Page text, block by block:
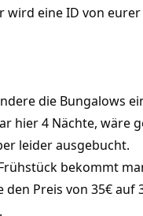
wird eine ID von
die Bungalows
hier 4 Nächte, wäre
leider ausgebucht.
bekommt
Preis von 35€ auf